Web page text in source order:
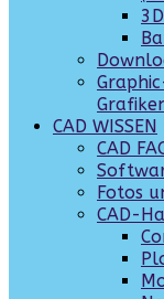
CAD WISSEN
CAD
Fotos
CAD-